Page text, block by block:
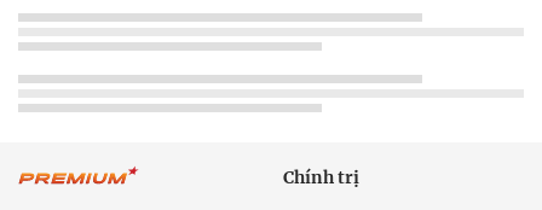
Chính trị